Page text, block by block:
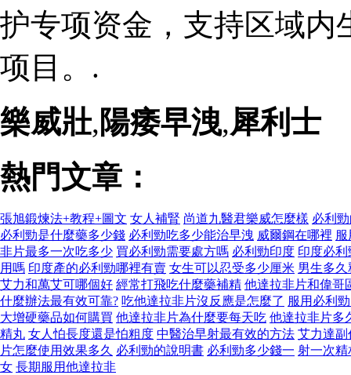
护专项资金，支持区域内
项目。.
樂威壯, 陽痿早洩,犀利士
熱門文章：
張旭鍛煉法+教程+圖文 女人補腎 尚道九醫君樂威怎麼樣 必利
必利勁是什麼藥多少錢 必利勁吃多少能治早洩 威爾鋼在哪裡
非片最多一次吃多少 買必利勁需要處方嗎 必利勁印度 印度必
用嗎 印度產的必利勁哪裡有賣 女生可以忍受多少厘米 男生多
艾力和萬艾可哪個好 經常打飛吃什麼藥補精 他達拉非片和偉哥
什麼辦法最有效可靠? 吃他達拉非片沒反應是怎麼了 服用必利
大增硬藥品如何購買 他達拉非片為什麼要每天吃 他達拉非片多
精丸 女人怕長度還是怕粗度 中醫治早射最有效的方法 艾力達副
片怎麼使用效果多久 必利勁的說明書 必利勁多少錢一 射一次精
女 長期服用他達拉非